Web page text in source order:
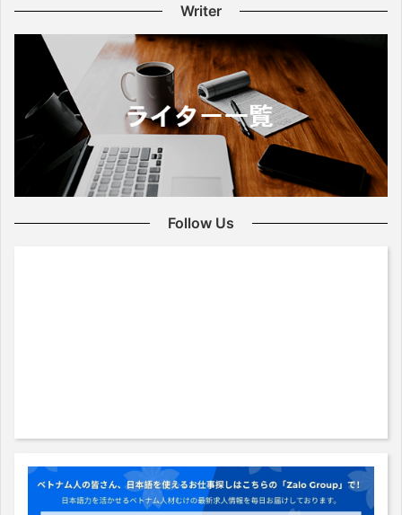
Writer
Follow Us